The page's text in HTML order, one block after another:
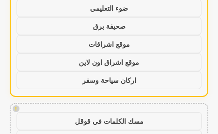
ضوء التعليمي
صحيفة برق
موقع اشراقات
موقع اشراق اون لاين
اركان سياحة وسفر
!
مسك الكلمات في قوقل